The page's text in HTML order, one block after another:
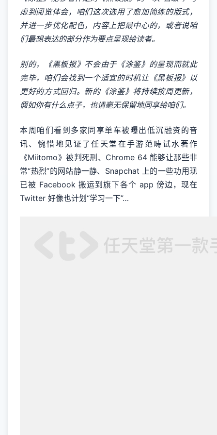
虑到阅览体会，咱们这次选用了愈加简练的版式，
并进一步优化配色，内容上把最中心的，或者说咱
们最想表达的部分作为要点呈现给读者。
别的，《黑板报》不会由于《涂鉴》的呈现而就此
完毕，咱们会找到一个适宜的时机让《黑板报》以
更好的方式回归。新的《涂鉴》将持续按周更新，
假如你有什么点子，也请毫无保留地同享给咱们。
本周咱们看到多家同享单车被曝出低沉融资的音
讯、惋惜地见证了任天堂在手游范畴试水著作
《Miitomo》被判死刑、Chrome 64 能够让那些非
常“热烈”的网站静一静、Snapchat 上的一些功用现
已被 Facebook 搬运到旗下各个 app 傍边，现在
Twitter 好像也计划“学习一下”…